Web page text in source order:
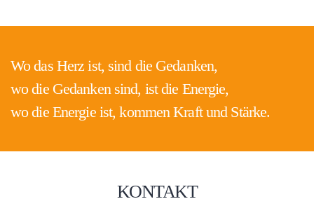
Wo das Herz ist, sind die Gedanken,
wo die Gedanken sind, ist die Energie,
wo die Energie ist, kommen Kraft und Stärke.
KONTAKT